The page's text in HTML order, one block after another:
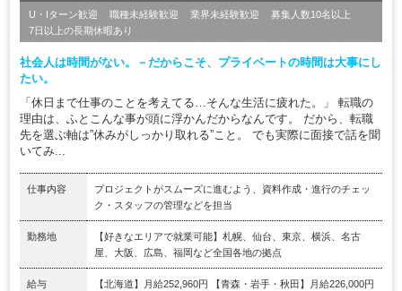
U・Iターン歓迎 職種未経験歓迎 業界未経験歓迎
募集人数10名以上
7日以上の長期休暇あり
社会人は時間がない。－だからこそ、プライベートの時間は大事にし
たい。
「休日まで仕事のことを考えてる…そんな生活に疲れた。」 転職の
理由は、ふとこんな事が頭に浮かんだからなんです。 だから、転職
先を選ぶ軸は”休みがしっかり取れる”こと。 でも実際に面接で話を聞
いてみ...
仕事内容
プロジェクトがスムーズに進むよう、資料作成・進行のチェッ
ク・スタッフの管理などを担当
勤務地
【好きなエリアで就業可能】札幌、仙台、東京、横浜、名古
屋、大阪、広島、福岡など全国各地の拠点
給与
【北海道】月給252,960円 【青森・岩手・秋田】月給226,000円